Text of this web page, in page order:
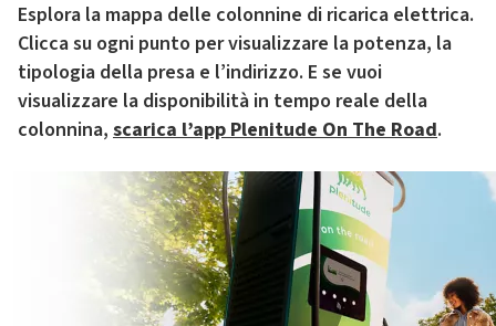
Esplora la mappa delle colonnine di ricarica elettrica.
Clicca su ogni punto per visualizzare la potenza, la
tipologia della presa e l’indirizzo. E se vuoi
visualizzare la disponibilità in tempo reale della
colonnina, scarica l’app Plenitude On The Road.